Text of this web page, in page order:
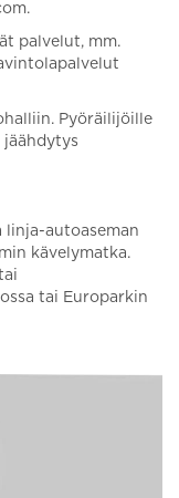
palvelut, mm.
Pyöräilijöille
linja-autoaseman
kävelymatka.
tai Europarkin